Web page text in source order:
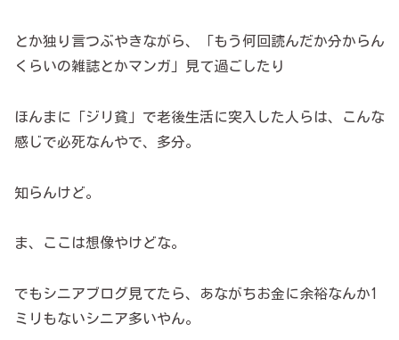
とか独り言つぶやきながら、「もう何回読んだか分からん
くらいの雑誌とかマンガ」見て過ごしたり
ほんまに「ジリ貧」で老後生活に突入した人らは、こんな
感じで必死なんやで、多分。
知らんけど。
ま、ここは想像やけどな。
でもシニアブログ見てたら、あながちお金に余裕なんか1
ミリもないシニア多いやん。